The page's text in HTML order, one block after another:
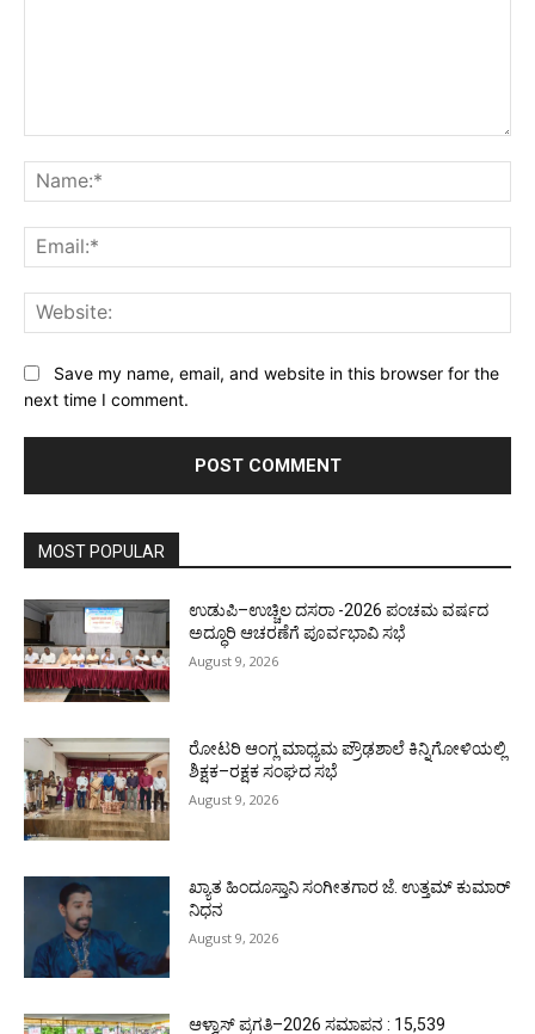
Save my name, email, and website in this browser for the
next time I comment.
MOST POPULAR
ಉಡುಪಿ–ಉಚ್ಚಿಲ ದಸರಾ -2026 ಪಂಚಮ ವರ್ಷದ
ಅದ್ಧೂರಿ ಆಚರಣೆಗೆ ಪೂರ್ವಭಾವಿ ಸಭೆ
August 9, 2026
ರೋಟರಿ ಆಂಗ್ಲ ಮಾಧ್ಯಮ ಪ್ರೌಢಶಾಲೆ ಕಿನ್ನಿಗೋಳಿಯಲ್ಲಿ
ಶಿಕ್ಷಕ–ರಕ್ಷಕ ಸಂಘದ ಸಭೆ
August 9, 2026
ಖ್ಯಾತ ಹಿಂದೂಸ್ತಾನಿ ಸಂಗೀತಗಾರ ಜೆ. ಉತ್ತಮ್ ಕುಮಾರ್
ನಿಧನ
August 9, 2026
ಆಳ್ವಾಸ್ ಪ್ರಗತಿ–2026 ಸಮಾಪನ : 15,539